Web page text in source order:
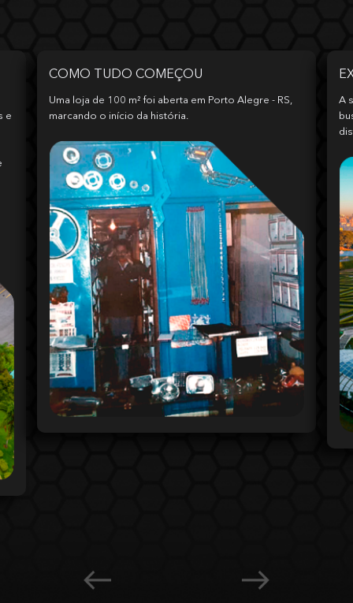
e
COMO TUDO COMEÇOU
Uma loja de 100 m² foi aberta em Porto Alegre - RS,
marcando o início da história.
A